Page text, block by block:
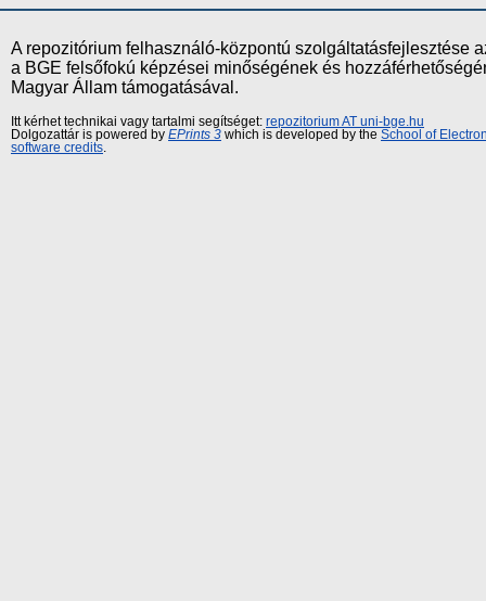
A repozitórium felhasználó-központú szolgáltatásfejlesztése
a BGE felsőfokú képzései minőségének és
Magyar Állam támogatásával.
Itt kérhet technikai vagy tartalmi segítséget: repozitorium AT uni-bge.hu
Dolgozattár is powered by EPrints 3 which is developed by the School of
software credits